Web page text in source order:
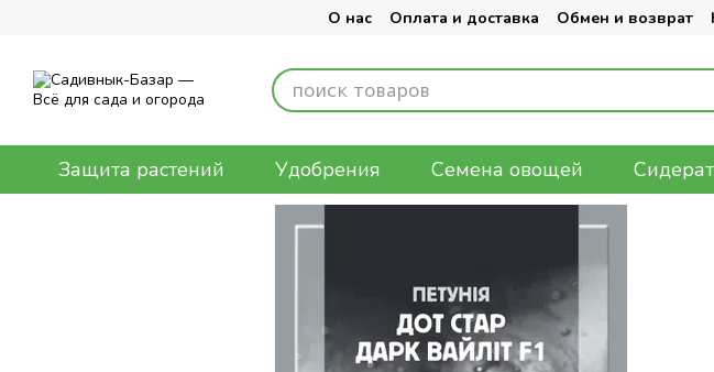
О нас Оплата и доставка Обмен и возврат
Защита растений Удобрения Семена овощей